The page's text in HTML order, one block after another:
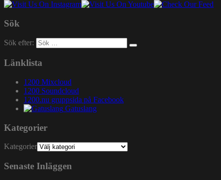
Sök
Sök efter:
Länklista
1200 Mixcloud
1200 Soundcloud
1200.nu gruppsida på Facebook
Gatuslang
Kategorier
Kategorier
Senaste Inläggen